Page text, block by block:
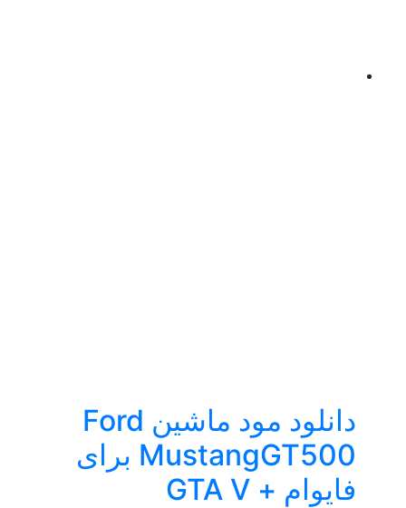
دانلود مود ماشین Ford
MustangGT500 برای
فایوام + GTA V